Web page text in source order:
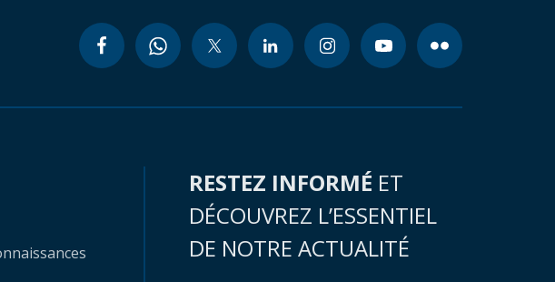
RESTEZ INFORMÉ ET
DÉCOUVREZ L’ESSENTIEL
DE NOTRE ACTUALITÉ